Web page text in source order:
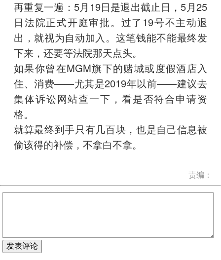
再重复一遍：5月19日是退出截止日，5月25
日法院正式开庭审批。过了19号不主动退
出，就视为自动加入。这笔钱能不能最终发
下来，还要等法院那天点头。
如果你曾在MGM旗下的赌城或度假酒店入
住、消费——尤其是2019年以前——建议去
集体诉讼网站查一下，看是否符合申请资
格。
就算最终到手只有几百块，也是自己信息被
偷该得的补偿，不拿白不拿。
责编：
发表评论